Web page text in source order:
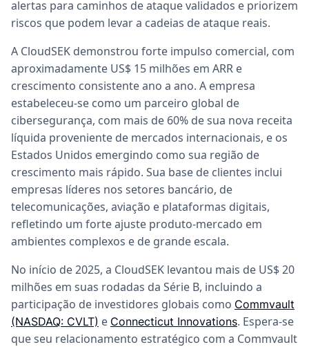
alertas para caminhos de ataque validados e priorizem
riscos que podem levar a cadeias de ataque reais.
A CloudSEK demonstrou forte impulso comercial, com
aproximadamente US$ 15 milhões em ARR e
crescimento consistente ano a ano. A empresa
estabeleceu-se como um parceiro global de
cibersegurança, com mais de 60% de sua nova receita
líquida proveniente de mercados internacionais, e os
Estados Unidos emergindo como sua região de
crescimento mais rápido. Sua base de clientes inclui
empresas líderes nos setores bancário, de
telecomunicações, aviação e plataformas digitais,
refletindo um forte ajuste produto-mercado em
ambientes complexos e de grande escala.
No início de 2025, a CloudSEK levantou mais de US$ 20
milhões em suas rodadas da Série B, incluindo a
participação de investidores globais como Commvault
(NASDAQ: CVLT) e Connecticut Innovations. Espera-se
que seu relacionamento estratégico com a Commvault